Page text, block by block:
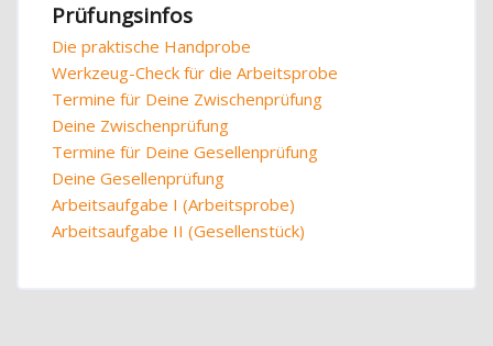
Prüfungsinfos
Die praktische Handprobe
Werkzeug-Check für die Arbeitsprobe
Termine für Deine Zwischenprüfung
Deine Zwischenprüfung
Termine für Deine Gesellenprüfung
Deine Gesellenprüfung
Arbeitsaufgabe I (Arbeitsprobe)
Arbeitsaufgabe II (Gesellenstück)